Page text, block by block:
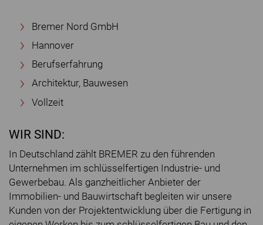
Bremer Nord GmbH
Hannover
Berufserfahrung
Architektur, Bauwesen
Vollzeit
WIR SIND:
In Deutschland zählt BREMER zu den führenden
Unternehmen im schlüsselfertigen Industrie- und
Gewerbebau. Als ganzheitlicher Anbieter der
Immobilien- und Bauwirtschaft begleiten wir unsere
Kunden von der Projektentwicklung über die Fertigung in